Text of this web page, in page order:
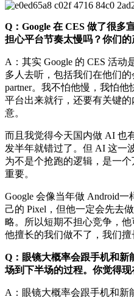
Q：Google 在 CES 做了很多
担心平台节奏太慢吗？你们的
A：其实 Google 的 CES 活
多人去听，包括我们在他们
partner。我不怕他慢，我怕
平台出来就行，还要有关键
意。
而且我觉得今天国内做 AI 也
发半年就错过了。但 AI 这一
为不是个抢跑的逻辑，是一
重要。
Google 会像当年做 Android
己的 Pixel，但他一定会先去
略。所以短期不担心竞争，
他擅长的我们做不了，我们擅
Q：眼镜大概率会跟手机和新
场到下半场的过程。你觉得现
A：眼镜大概率会跟手机和新